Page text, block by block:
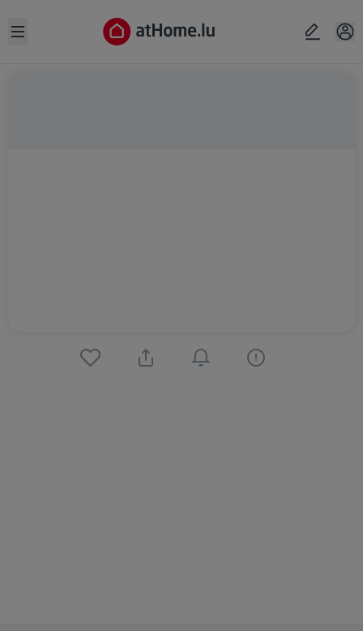
Open sidebar